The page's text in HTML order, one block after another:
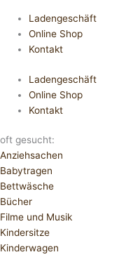
Ladengeschäft
Online Shop
Kontakt
Ladengeschäft
Online Shop
Kontakt
oft gesucht:
Anziehsachen
Babytragen
Bettwäsche
Bücher
Filme und Musik
Kindersitze
Kinderwagen